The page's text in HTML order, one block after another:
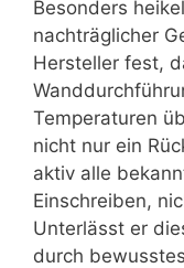
Besonders
nachträglicher
Hersteller fest,
Temperaturen
nicht nur ein
aktiv alle
Einschreiben,
Unterlässt er
durch